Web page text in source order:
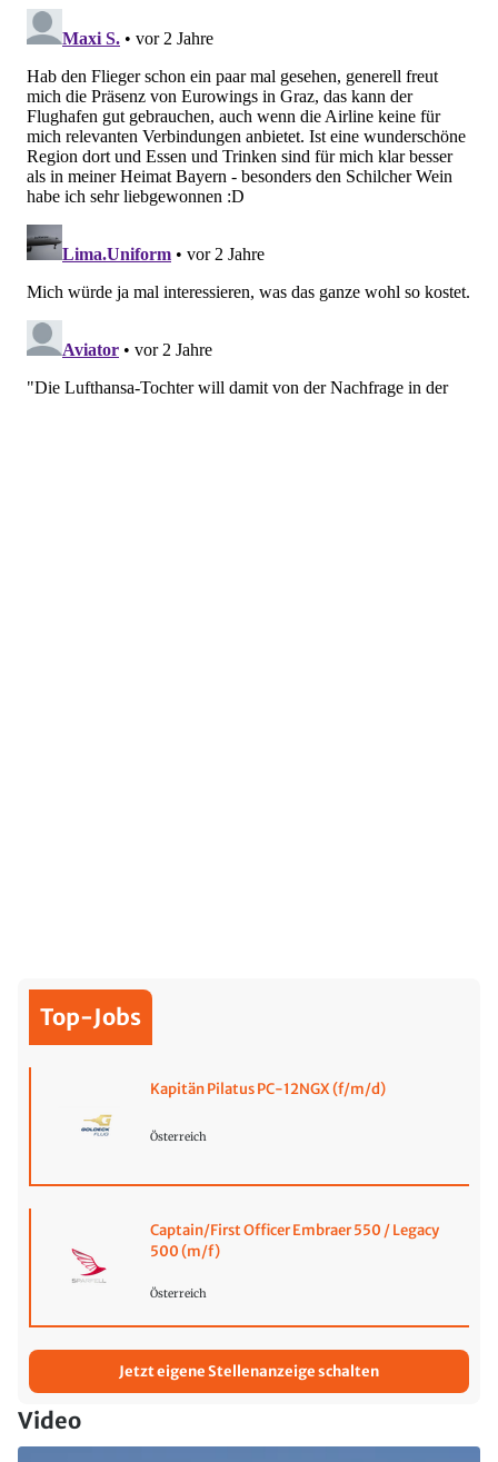
Top-Jobs
Kapitän Pilatus PC-12NGX (f/m/d)
Österreich
Captain/First Officer Embraer 550 / Legacy
500 (m/f)
Österreich
Jetzt eigene Stellenanzeige schalten
Video